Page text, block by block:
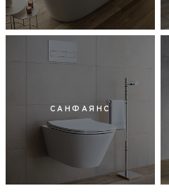
САНФАЯНС